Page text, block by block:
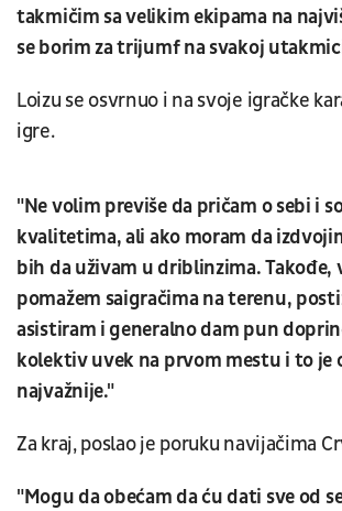
takmičim sa velikim ekipama na
se borim za trijumf na svakoj
Loizu se osvrnuo i na svoje igračke
igre.
"Ne volim previše da pričam o sebi i
kvalitetima, ali ako moram da
bih da uživam u driblinzima. Takođe,
pomažem saigračima na terenu,
asistiram i generalno dam pun
kolektiv uvek na prvom mestu i to je
najvažnije."
Za kraj, poslao je poruku navijačima
"Mogu da obećam da ću dati sve od